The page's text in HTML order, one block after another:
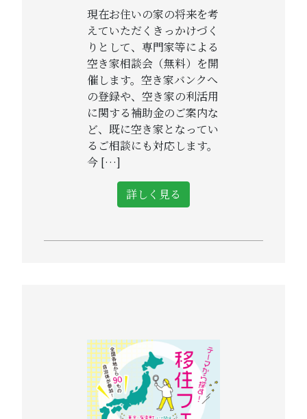
現在お住いの家の将来を考
えていただくきっかけづく
りとして、専門家等による
空き家相談会（無料）を開
催します。空き家バンクへ
の登録や、空き家の利活用
に関する補助金のご案内な
ど、既に空き家となってい
るご相談にも対応します。
今 […]
詳しく見る